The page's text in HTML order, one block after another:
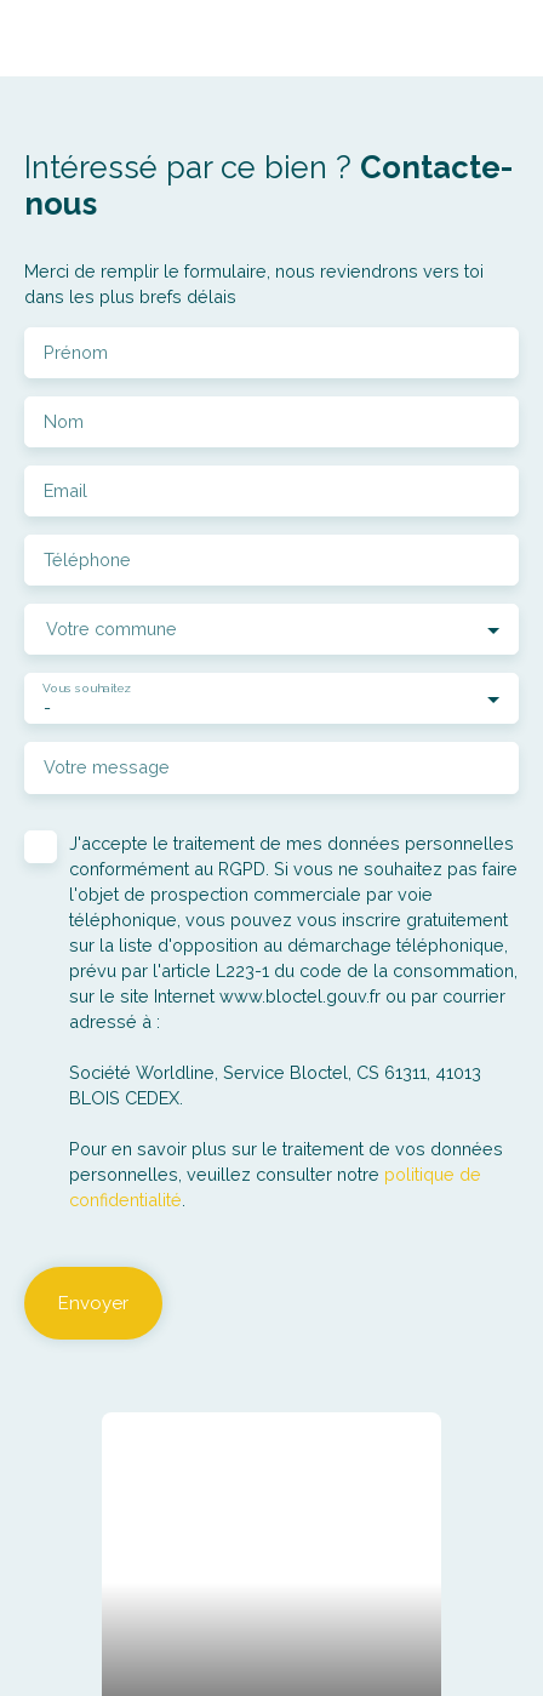
Intéressé par ce bien ? Contacte-
nous
Merci de remplir le formulaire, nous reviendrons vers toi
dans les plus brefs délais
Prénom
Nom
Email
Téléphone
Votre commune
-
Vous souhaitez
Votre message
J'accepte le traitement de mes données personnelles
conformément au RGPD. Si vous ne souhaitez pas faire
l'objet de prospection commerciale par voie
téléphonique, vous pouvez vous inscrire gratuitement
sur la liste d'opposition au démarchage téléphonique,
prévu par l'article L223-1 du code de la consommation,
sur le site Internet www.bloctel.gouv.fr ou par courrier
adressé à :
Société Worldline, Service Bloctel, CS 61311, 41013
BLOIS CEDEX.
Pour en savoir plus sur le traitement de vos données
personnelles, veuillez consulter notre politique de
confidentialité
Envoyer